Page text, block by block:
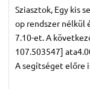
Sziasztok, Egy kis
op rendszer nélkül
7.10-et. A
107.503547]
A segítséget előre